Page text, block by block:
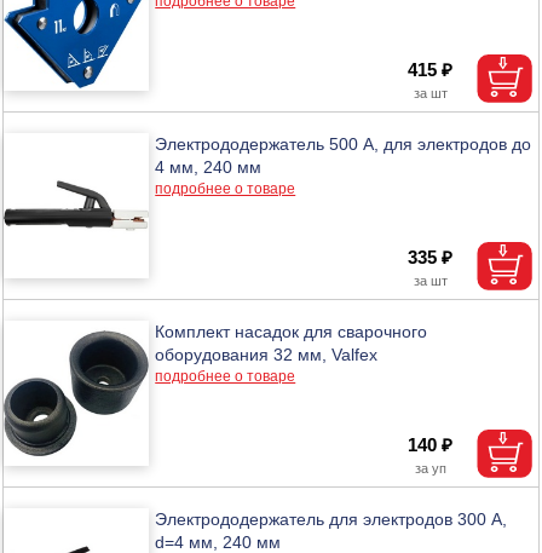
415 ₽
Электрододержатель 500 А, для электродов до
4 мм, 240 мм
подробнее о товаре
335 ₽
Комплект насадок для сварочного
оборудования 32 мм, Valfex
подробнее о товаре
140 ₽
Электрододержатель для электродов 300 А,
d=4 мм, 240 мм